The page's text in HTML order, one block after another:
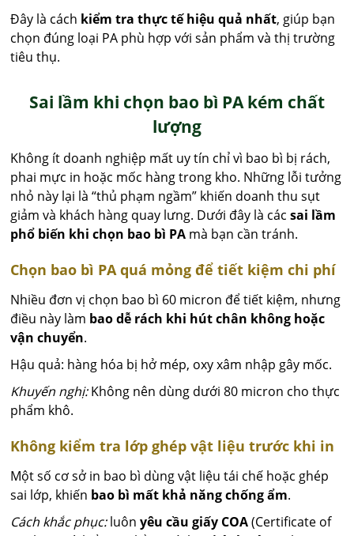
Đây là cách kiểm tra thực tế hiệu quả nhất, giúp bạn
chọn đúng loại PA phù hợp với sản phẩm và thị trường
tiêu thụ.
Sai lầm khi chọn bao bì PA kém chất
lượng
Không ít doanh nghiệp mất uy tín chỉ vì bao bì bị rách,
phai mực in hoặc mốc hàng trong kho. Những lỗi tưởng
nhỏ này lại là “thủ phạm ngầm” khiến doanh thu sụt
giảm và khách hàng quay lưng. Dưới đây là cácsai lầm
phổ biến khi chọn bao bì PA mà bạn cần tránh.
Chọn bao bì PA quá mỏng để tiết kiệm chi phí
Nhiều đơn vị chọn bao bì 60 micron để tiết kiệm, nhưng
điều này làm bao dễ rách khi hút chân không hoặc
vận chuyển.
Hậu quả: hàng hóa bị hở mép, oxy xâm nhập gây mốc.
Khuyến nghị:Không nên dùng dưới 80 micron cho thực
phẩm khô.
Không kiểm tra lớp ghép vật liệu trước khi in
Một số cơ sở in bao bì dùng vật liệu tái chế hoặc ghép
sai lớp, khiến bao bì mất khả năng chống ẩm.
Cách khắc phục:luônyêu cầu giấy COA(Certificate of